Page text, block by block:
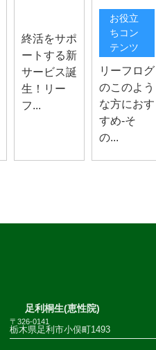
終活をサポ
ートする新
サービス誕
生！リー
フ...
お役立
ちコン
テンツ
リーフログ
のこのよう
な方におす
すめ-そ
の...
足利桐生(恵性院)
〒326-0141
栃木県足利市小俣町1493